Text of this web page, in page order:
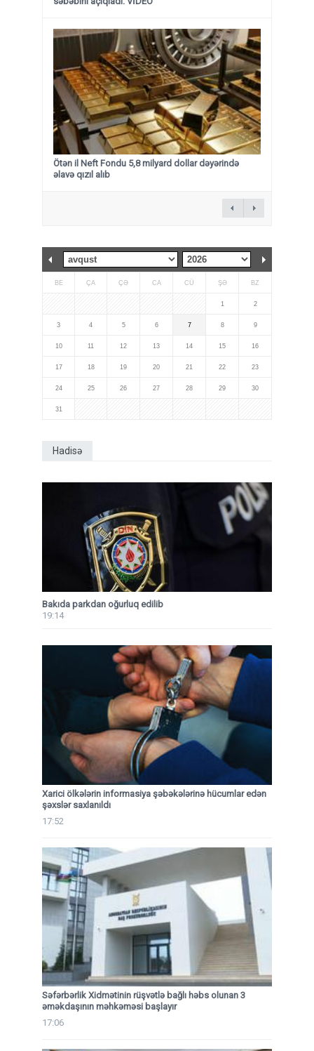
Ötən il Neft Fondu 5,8 milyard dollar dəyərində
əlavə qızıl alıb
BE ÇA ÇƏ CA CÜ ŞƏ BZ
1 2
3 4 5 6 7 8 9
10 11 12 13 14 15 16
17 18 19 20 21 22 23
24 25 26 27 28 29 30
31
Hadisə
Bakıda parkdan oğurluq edilib
19:14
Xarici ölkələrin informasiya şəbəkələrinə hücumlar edən
şəxslər saxlanıldı
17:52
Səfərbərlik Xidmətinin rüşvətlə bağlı həbs olunan 3
əməkdaşının məhkəməsi başlayır
17:06